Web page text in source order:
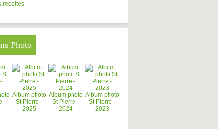
recettes
Photo
-
Album photo
St Pierre -
2025
Album photo
St Pierre -
2024
Album photo
St Pierre -
2023